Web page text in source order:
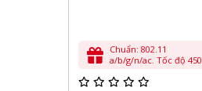
Chuẩn: 802.11
a/b/g/n/ac. Tốc độ 450
Mbps (5 Ghz ) • Công